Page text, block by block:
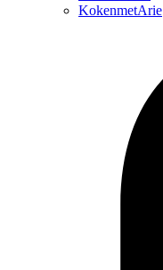
KokenmetArie